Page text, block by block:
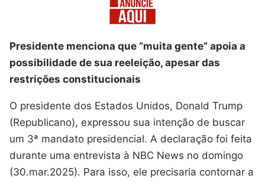
Presidente menciona que “muita gente” apoia a
possibilidade de sua reeleição, apesar das
restrições constitucionais
O presidente dos Estados Unidos, Donald Trump
(Republicano), expressou sua intenção de buscar
um 3ª mandato presidencial. A declaração foi feita
durante uma entrevista à NBC News no domingo
(30.mar.2025). Para isso, ele precisaria contornar a